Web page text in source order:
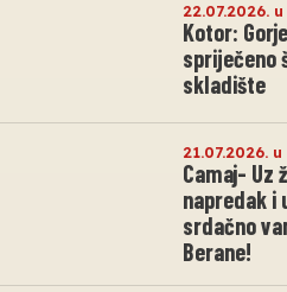
22.07.2026. u
Kotor:
spriječeno
skladište
21.07.2026.
Camaj- Uz
napredak i
srdačno
Berane!